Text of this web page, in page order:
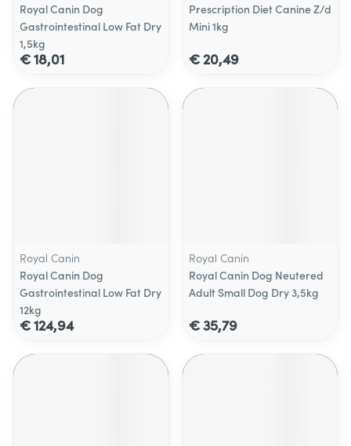
Royal Canin Dog
Gastrointestinal Low Fat Dry
1,5kg
€ 18,01
Prescription Diet Canine Z/d
Mini 1kg
€ 20,49
Royal Canin
Royal Canin Dog
Gastrointestinal Low Fat Dry
12kg
€ 124,94
Royal Canin
Royal Canin Dog Neutered
Adult Small Dog Dry 3,5kg
€ 35,79